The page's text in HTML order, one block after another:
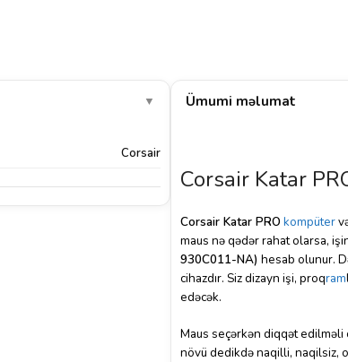
▼
Corsair
Ümumi məlumat
Corsair Katar
Corsair Katar PRO kompüter
maus nə qədər rahat olarsa,
930C011-NA) hesab olunur.
cihazdır. Siz dizayn işi, proqram
edəcək.
Maus seçərkən diqqət edilməli
növü dedikdə naqilli, naqilsiz,